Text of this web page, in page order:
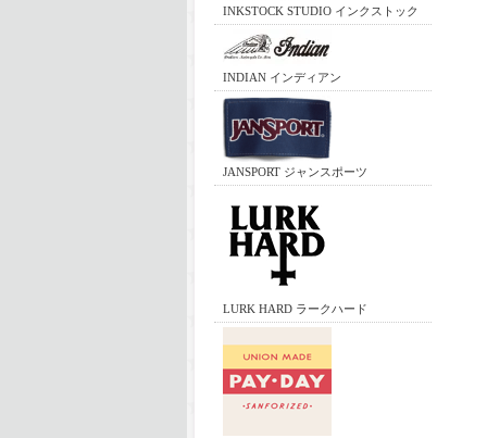
INKSTOCK STUDIO インクストック
INDIAN インディアン
JANSPORT ジャンスポーツ
LURK HARD ラークハード